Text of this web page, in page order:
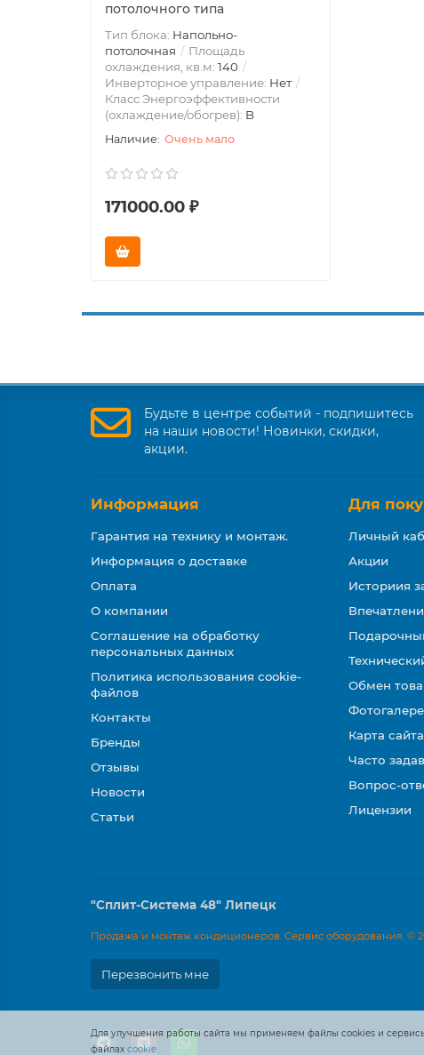
потолочного типа
Тип блока: Напольно-
потолочная
Площадь
охлаждения, кв.м: 140
Инверторное управление: Нет
Класс Энергоэффективности
(охлаждение/обогрев): B
Очень мало
171000.00 ₽
Для улучшения работы сайта мы применяем файлы cookies и
файлах cookie
Будьте в центре событий - подпишитесь
на наши новости! Новинки, скидки,
акции.
Информация
Гарантия на технику и монтаж.
Информация о доставке
Оплата
О компании
Соглашение на обработку
персональных данных
Политика использования cookie-
файлов
Контакты
Бренды
Отзывы
Новости
Статьи
Для
Личный
Акции
Историия
Обмен
Карта сайта
Часто
Вопрос-
Лицензии
"Сплит-Система 48" Липецк
Продажа и монтаж кондиционеров. Сервис оборудования. ©
Перезвонить мне